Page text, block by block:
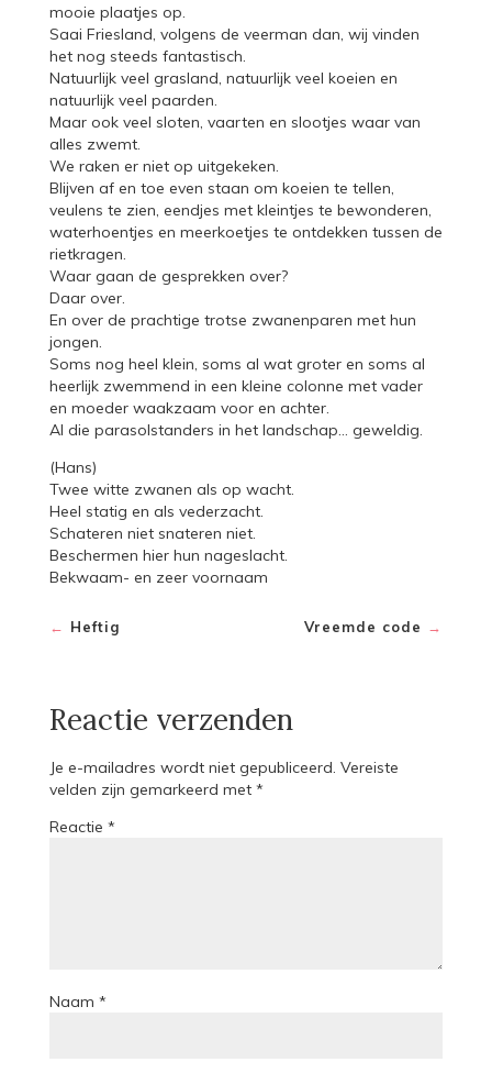
mooie plaatjes op.
Saai Friesland, volgens de veerman dan, wij vinden
het nog steeds fantastisch.
Natuurlijk veel grasland, natuurlijk veel koeien en
natuurlijk veel paarden.
Maar ook veel sloten, vaarten en slootjes waar van
alles zwemt.
We raken er niet op uitgekeken.
Blijven af en toe even staan om koeien te tellen,
veulens te zien, eendjes met kleintjes te bewonderen,
waterhoentjes en meerkoetjes te ontdekken tussen de
rietkragen.
Waar gaan de gesprekken over?
Daar over.
En over de prachtige trotse zwanenparen met hun
jongen.
Soms nog heel klein, soms al wat groter en soms al
heerlijk zwemmend in een kleine colonne met vader
en moeder waakzaam voor en achter.
Al die parasolstanders in het landschap… geweldig.
(Hans)
Twee witte zwanen als op wacht.
Heel statig en als vederzacht.
Schateren niet snateren niet.
Beschermen hier hun nageslacht.
Bekwaam- en zeer voornaam
← Heftig Vreemde code →
Reactie verzenden
Je e-mailadres wordt niet gepubliceerd. Vereiste
velden zijn gemarkeerd met *
Reactie *
Naam *